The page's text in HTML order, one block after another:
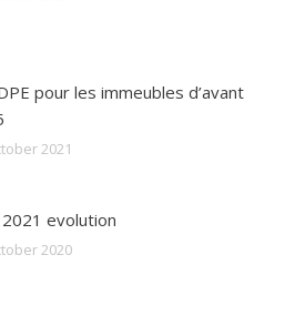
pour les immeubles d’avant
2021
2021 evolution
2020